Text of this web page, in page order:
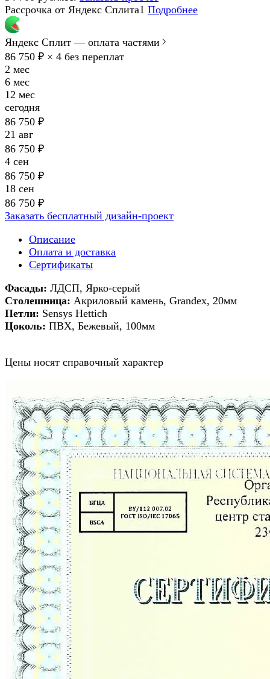
Рассрочка от Яндекс Сплита1 Подробнее
Яндекс Сплит — оплата частями
86 750 ₽ × 4 без переплат
2 мес
6 мес
12 мес
сегодня
86 750 ₽
21 авг
86 750 ₽
4 сен
86 750 ₽
18 сен
86 750 ₽
Заказать бесплатный дизайн-проект
Описание
Оплата и доставка
Сертификаты
Фасады: ЛДСП, Ярко-серый
Столешница: Акриловый камень, Grandex, 20мм
Петли: Sensys Hettich
Цоколь: ПВХ, Бежевый, 100мм
Цены носят справочный характер